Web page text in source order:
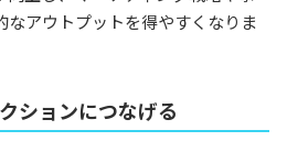
なアウトプットを得やすくなりま
ションにつなげる